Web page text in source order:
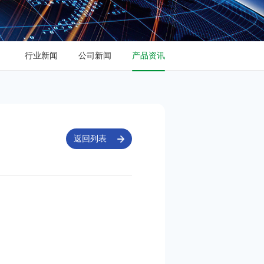
行业新闻 公司新闻 产品资讯
返回列表